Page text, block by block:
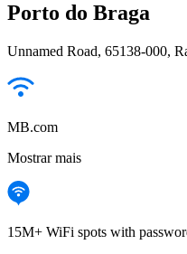
Porto do Braga
Unnamed Road, 65138-000,
MB.com
Mostrar mais
15M+ WiFi spots with